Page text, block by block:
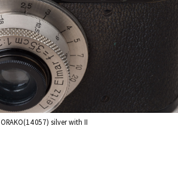
ORAKO(14057) silver with II